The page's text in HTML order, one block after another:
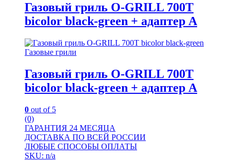
Газовый гриль O-GRILL 700T
bicolor black-green + адаптер А
Газовые грили
Газовый гриль O-GRILL 700T
bicolor black-green + адаптер А
0 out of 5
(0)
ГАРАНТИЯ 24 МЕСЯЦА
ДОСТАВКА ПО ВСЕЙ РОССИИ
ЛЮБЫЕ СПОСОБЫ ОПЛАТЫ
SKU: n/a